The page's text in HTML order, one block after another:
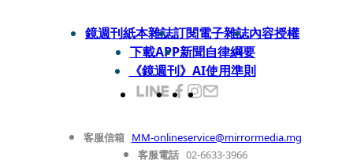
鏡週刊紙本雜誌訂閱電子雜誌內容授權
下載APP新聞自律綱要
《鏡週刊》AI使用準則
客服信箱 MM-onlineservice@mirrormedia.mg
客服電話 02-6633-3966